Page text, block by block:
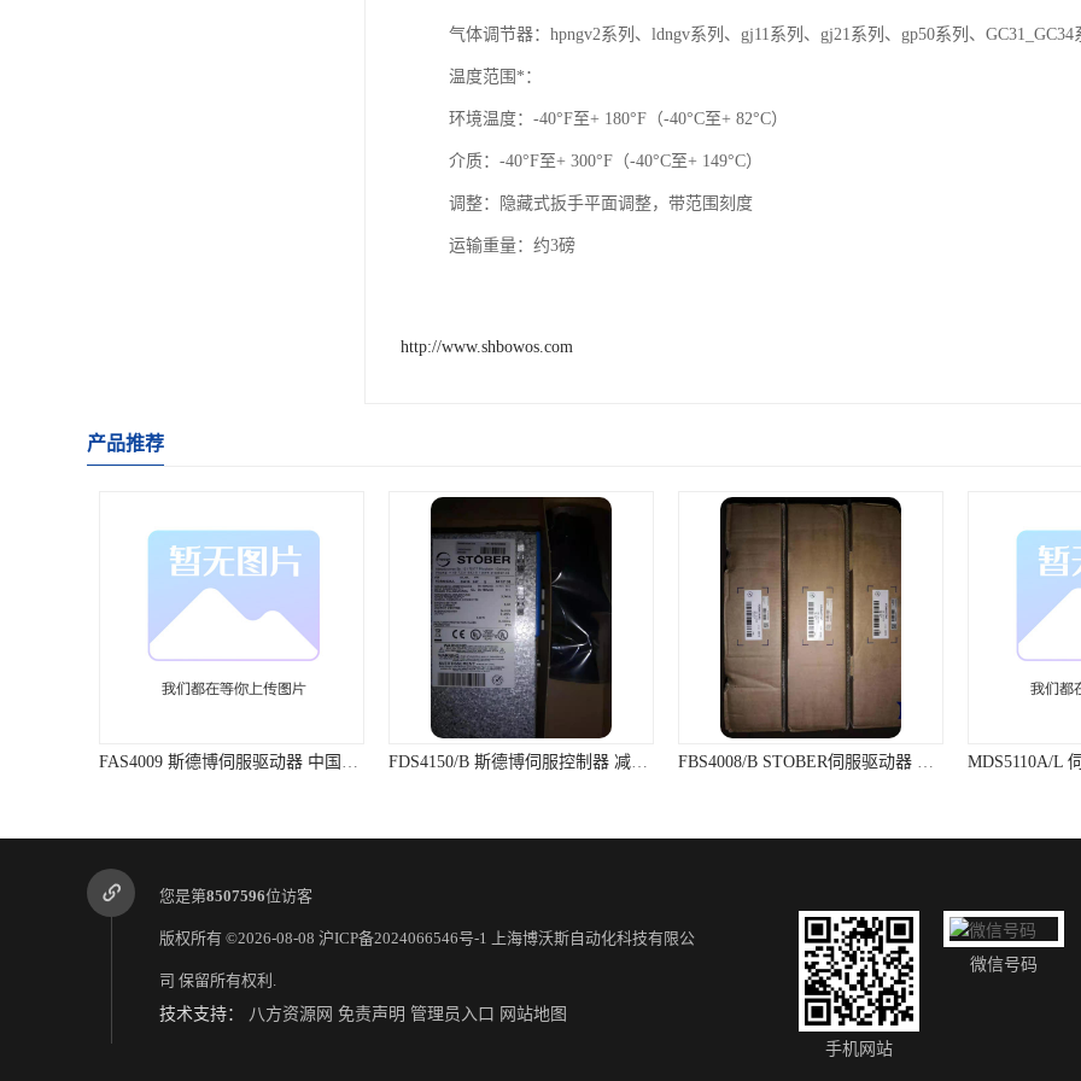
气体调节器：hpngv2系列、ldngv系列、gj11系列、gj21系列、gp50系列、GC31_GC34
温度范围*：
环境温度：-40°F至+ 180°F（-40°C至+ 82°C）
介质：-40°F至+ 300°F（-40°C至+ 149°C）
调整：隐藏式扳手平面调整，带范围刻度
运输重量：约3磅
http://www.shbowos.com
产品推荐
FAS4009 斯德博伺服驱动器 中国STOBER总代理 FDS4150/B 斯德博伺服控制器 减少环境污染 FBS4008/B STOBER伺服驱动器 功耗低转换率高
您是第8507596位访客
版权所有 ©2026-08-08 沪ICP备2024066546号-1 上海博沃斯自动化科技有限公
司 保留所有权利.
技术支持： 八方资源网 免责声明 管理员入口 网站地图
手机网站
微信号码